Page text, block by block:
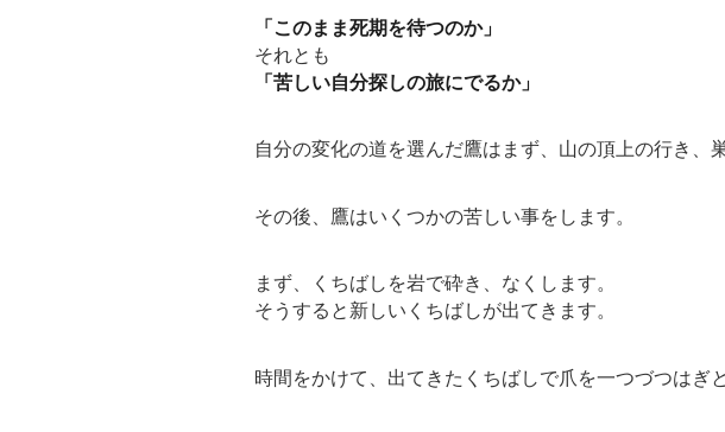
「このまま死期を待つのか」
それとも
「苦しい自分探しの旅にでるか」
自分の変化の道を選んだ鷹はまず、山の頂上の行き、
その後、鷹はいくつかの苦しい事をします。
まず、くちばしを岩で砕き、なくします。
そうすると新しいくちばしが出てきます。
時間をかけて、出てきたくちばしで爪を一つづつはぎ